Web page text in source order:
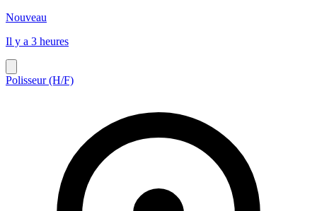
Nouveau
Il y a 3 heures
Polisseur (H/F)